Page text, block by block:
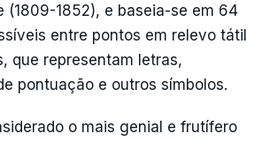
(1809-1852), e baseia-se em 64
entre pontos em relevo tátil
que representam letras,
pontuação e outros símbolos.
o mais genial e frutífero